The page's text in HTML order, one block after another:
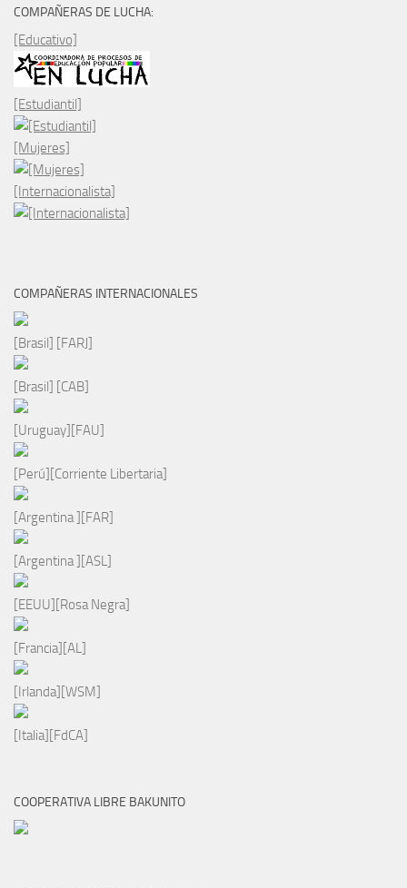
COMPAÑERAS DE LUCHA:
[Educativo]
[Estudiantil]
[Mujeres]
[Internacionalista]
COMPAÑERAS INTERNACIONALES
[Brasil] [FARJ]
[Brasil] [CAB]
[Uruguay][FAU]
[Perú][Corriente Libertaria]
[Argentina ][FAR]
[Argentina ][ASL]
[EEUU][Rosa Negra]
[Francia][AL]
[Irlanda][WSM]
[Italia][FdCA]
COOPERATIVA LIBRE BAKUNITO